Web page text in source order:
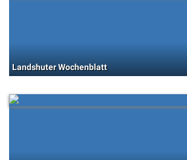
Landshuter Wochenblatt